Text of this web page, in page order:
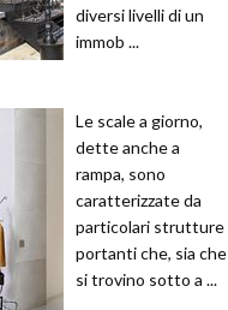
diversi livelli di un
immob ...
Le scale a giorno,
dette anche a
rampa, sono
caratterizzate da
particolari strutture
portanti che, sia che
si trovino sotto a ...